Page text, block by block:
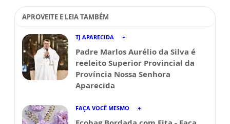
APROVEITE E LEIA TAMBÉM
TJ APARECIDA
Padre Marlos Aurélio da Silva é
reeleito Superior Provincial da
Província Nossa Senhora
Aparecida
FAÇA VOCÊ MESMO